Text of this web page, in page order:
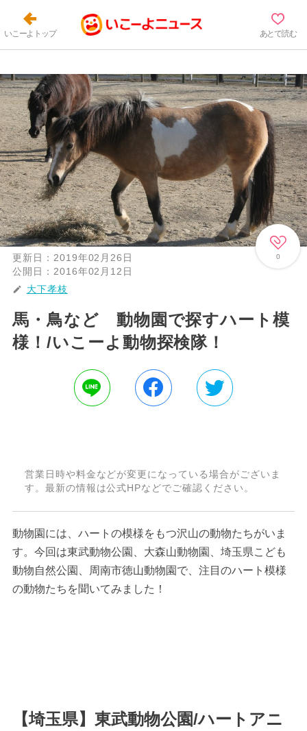
いこーよトップ あとで読む
0
更新日： 2019年02月26日
公開日： 2016年02月12日
大下孝枝
馬・鳥など 動物園で探すハート模
様！/いこーよ動物探検隊！
営業日時や料金などが変更になっている場合がございま
す。最新の情報は公式HPなどでご確認ください。
動物園には、ハートの模様をもつ沢山の動物たちがいま
す。今回は東武動物公園、大森山動物園、埼玉県こども
動物自然公園、周南市徳山動物園で、注目のハート模様
の動物たちを聞いてみました！
【埼玉県】東武動物公園/ハートアニ